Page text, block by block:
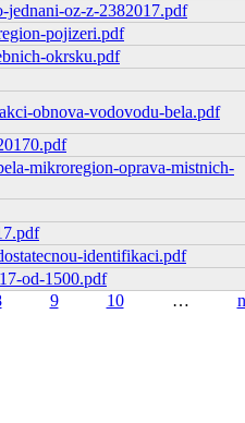
jednani-oz-z-2382017.pdf
pojizeri.pdf
okrsku.pdf
obnova-vodovodu-bela.pdf
mikroregion-oprava-mistnich-
identifikaci.pdf
od-1500.pdf
9 10 …